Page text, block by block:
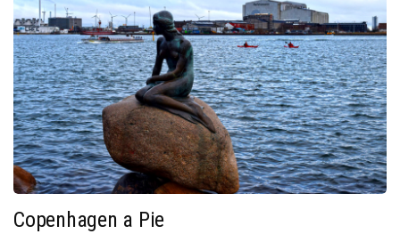
Copenhagen a Pie